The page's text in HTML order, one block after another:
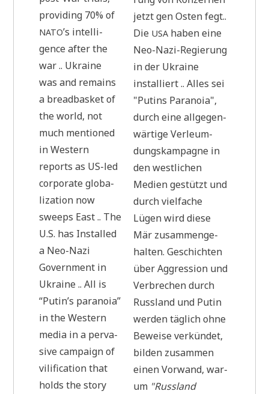
pro­vi­ding 70% of
NATO’s intel­li­
gence after the
war .. Ukrai­ne
was and remains
a bread­bas­ket of
the world, not
much men­tio­ned
in Western
reports as US-led
cor­po­ra­te glo­ba­
lizati­on now
sweeps East .. The
U.S. has Instal­led
a Neo-Nazi
Govern­ment in
Ukrai­ne .. All is
“Putin’s para­noia”
in the Western
media in a per­va­
si­ve cam­paign of
vili­fi­ca­ti­on that
holds the sto­ry
jetzt gen Osten fegt..
Die USA haben eine
Neo-Nazi-Regie­rung
in der Ukrai­ne
instal­liert .. Alles sei
"Putins Para­noia",
durch eine all­ge­gen­
wär­ti­ge Ver­leum­
dungs­kam­pa­gne in
den west­li­chen
Medi­en gestützt und
durch viel­fa­che
Lügen wird die­se
Mär zusam­men­ge­
hal­ten. Geschich­ten
über Aggres­si­on und
Ver­bre­chen durch
Russ­land und Putin
wer­den täg­lich ohne
Bewei­se ver­kün­det,
bil­den zusam­men
einen Vor­wand, war­
um "Russ­land